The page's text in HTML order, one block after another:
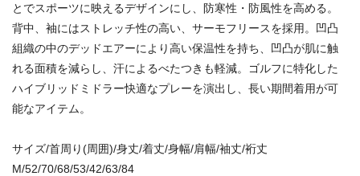
とでスポーツに映えるデザインにし、防寒性・防風性を高める。
背中、袖にはストレッチ性の高い、サーモフリースを採用。凹凸
組織の中のデッドエアーにより高い保温性を持ち、凹凸が肌に触
れる面積を減らし、汗によるべたつきも軽減。ゴルフに特化した
ハイブリッドミドラー快適なプレーを演出し、長い期間着用が可
能なアイテム。
サイズ/首周り(周囲)/身丈/着丈/身幅/肩幅/袖丈/裄丈
M/52/70/68/53/42/63/84